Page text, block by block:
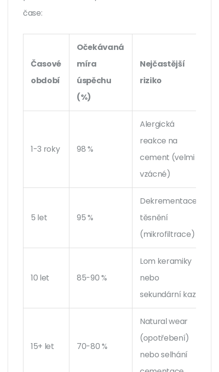
čase:
Časové
období
Očekávaná
míra
úspěchu
(%)
Nejčastější
riziko
1-3 roky 98 %
Alergická
reakce na
cement (velmi
vzácné)
5 let 95 %
Dekrementace
těsnění
(mikrofiltrace)
10 let 85-90 %
Lom keramiky
nebo
sekundární kaz
15+ let 70-80 %
Natural wear
(opotřebení)
nebo selhání